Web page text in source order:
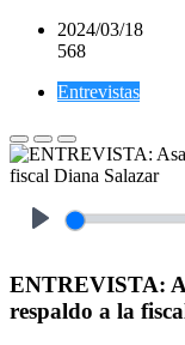
2024/03/18
568
Entrevistas
ENTREVISTA:
respaldo a la